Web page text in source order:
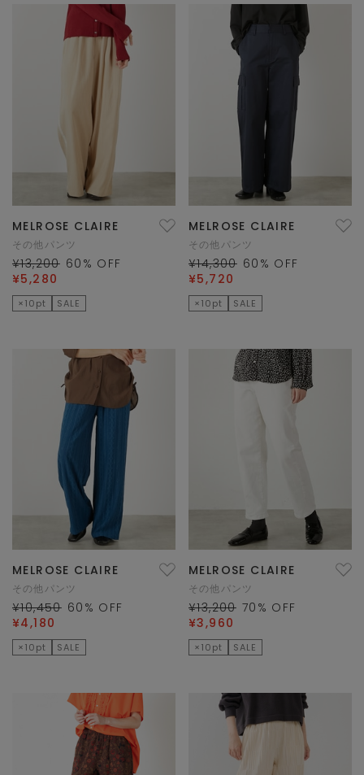
MELROSE CLAIRE
その他パンツ
¥13,200 60 % OFF
¥5,280
×10pt SALE
MELROSE CLAIRE
その他パンツ
¥14,300 60 % OFF
¥5,720
×10pt SALE
MELROSE CLAIRE
その他パンツ
¥10,450 60 % OFF
¥4,180
×10pt SALE
MELROSE CLAIRE
その他パンツ
¥13,200 70 % OFF
¥3,960
×10pt SALE